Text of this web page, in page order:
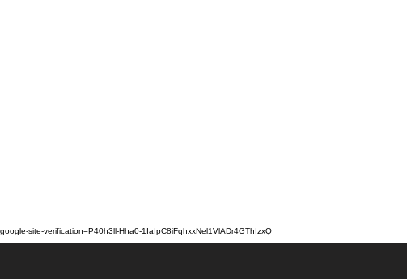
google-site-verification=P40h3ll-Hha0-1IaIpC8iFqhxxNel1VlADr4GThIzxQ